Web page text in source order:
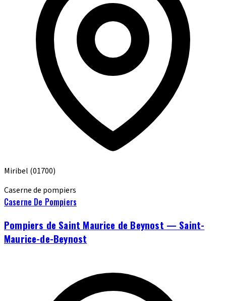
Miribel (01700)
Caserne de pompiers
Caserne De Pompiers
Pompiers de Saint Maurice de Beynost — Saint-
Maurice-de-Beynost